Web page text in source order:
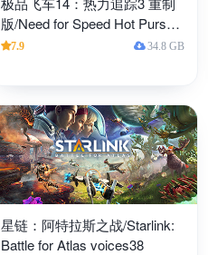
版/Need for Speed Hot Pursuit
Remastered voices38
7.9 34.8 GB
星链：阿特拉斯之战/Starlink:
Battle for Atlas voices38